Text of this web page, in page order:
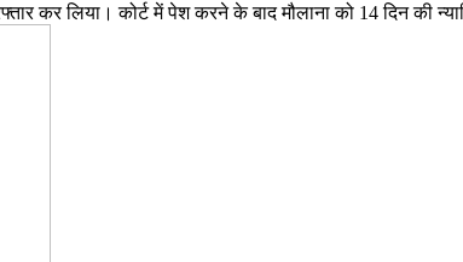
कर लिया। कोर्ट में पेश करने के बाद मौलाना को 14 दिन की